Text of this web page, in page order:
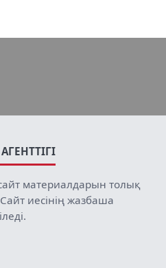
материалдарын толық
иесінің жазбаша